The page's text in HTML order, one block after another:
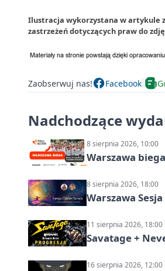
Ilustracja wykorzystana w artykule
zastrzeżeń dotyczących praw do
Zaobserwuj nas! Facebook
Nadchodzące
8 sierpnia 2026, 10:00
Warszawa
8 sierpnia 2026, 18:00
Warszawa
11 sierpnia 2026, 18:00
Savatage +
16 sierpnia 2026, 12:00